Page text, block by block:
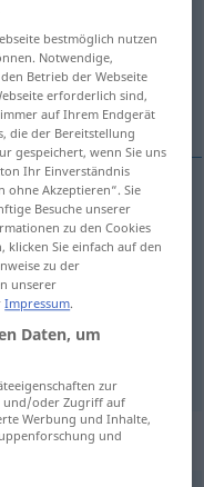
antippen)
bestmöglich nutzen
Notwendige,
Betrieb der Webseite
erforderlich sind,
auf Ihrem Endgerät
die der Bereitstellung
gespeichert, wenn Sie uns
Ihr Einverständnis
ohne Akzeptieren“. Sie
Besuche unserer
zu den Cookies
klicken Sie einfach auf den
zu der
unserer
Impressum.
Daten, um
zur
und/oder Zugriff auf
Werbung und Inhalte,
und